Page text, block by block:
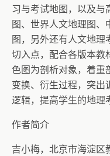
习与考试地图，以及与
图、世界人文地理图、
图，另外还有人文地理
切入点，配合各版本教
色图为剖析对象，着重
变换、衍生过程，突出
逻辑，提高学生的地理
作者简介
吉小梅，北京市海淀区